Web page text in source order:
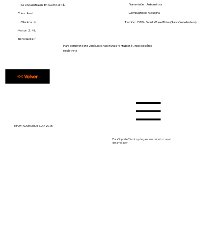
Color: Azul
Motor: 2.4 L
Transmisión:
Combustible:
Tracción:
Automática
FWD - Front Wheel Drive (Tracción delantera)
Gasolina
Tiene llaves ✅
Se encuentra en: En puerto GT ⚓
Cilindros: 4
<< Volver
Para comprar este vehículo o hacer una oferta por él, inicia sesión o
regístrate
IMPORTADORA R&M, S. A.® 2025
Para Soporte Técnico, póngase en contacto con el
desarrollador